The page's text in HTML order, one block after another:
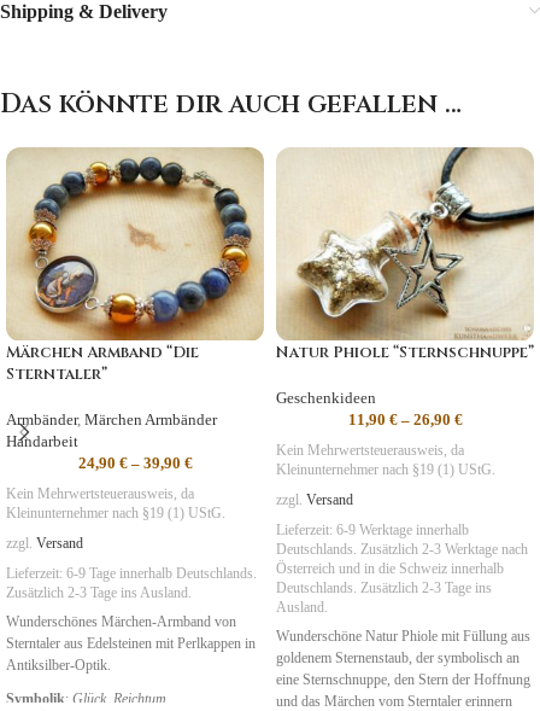
Shipping & Delivery
Das könnte dir auch gefallen …
Märchen Armband “Die
Sterntaler”
Armbänder, Märchen Armbänder
Handarbeit
24,90 €– 39,90 €
Kein Mehrwertsteuerausweis, da
Kleinunternehmer nach §19 (1) UStG.
zzgl. Versand
Lieferzeit: 6-9 Tage innerhalb Deutschlands.
Zusätzlich 2-3 Tage ins Ausland.
Wunderschönes Märchen-Armband von
Sterntaler aus Edelsteinen mit Perlkappen in
Antiksilber-Optik.
Symbolik: Glück, Reichtum,
Natur Phiole “Sternschnuppe”
Geschenkideen
11,90 €– 26,90 €
Kein Mehrwertsteuerausweis, da
Kleinunternehmer nach §19 (1) UStG.
zzgl. Versand
Lieferzeit: 6-9 Werktage innerhalb
Deutschlands. Zusätzlich 2-3 Werktage nach
Österreich und in die Schweiz innerhalb
Deutschlands. Zusätzlich 2-3 Tage ins
Ausland.
Wunderschöne Natur Phiole mit Füllung aus
goldenem Sternenstaub, der symbolisch an
eine Sternschnuppe, den Stern der Hoffnung
und das Märchen vom Sterntaler erinnern